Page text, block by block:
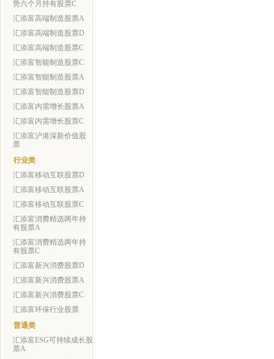
势六个月持有股票C
汇添富高端制造股票A
汇添富高端制造股票D
汇添富高端制造股票C
汇添富智能制造股票C
汇添富智能制造股票A
汇添富智能制造股票D
汇添富内需增长股票A
汇添富内需增长股票C
汇添富沪港深新价值股
票
行业类
汇添富移动互联股票D
汇添富移动互联股票A
汇添富移动互联股票C
汇添富消费精选两年持
有股票A
汇添富消费精选两年持
有股票C
汇添富新兴消费股票D
汇添富新兴消费股票A
汇添富新兴消费股票C
汇添富环保行业股票
普通类
汇添富ESG可持续成长股
票A